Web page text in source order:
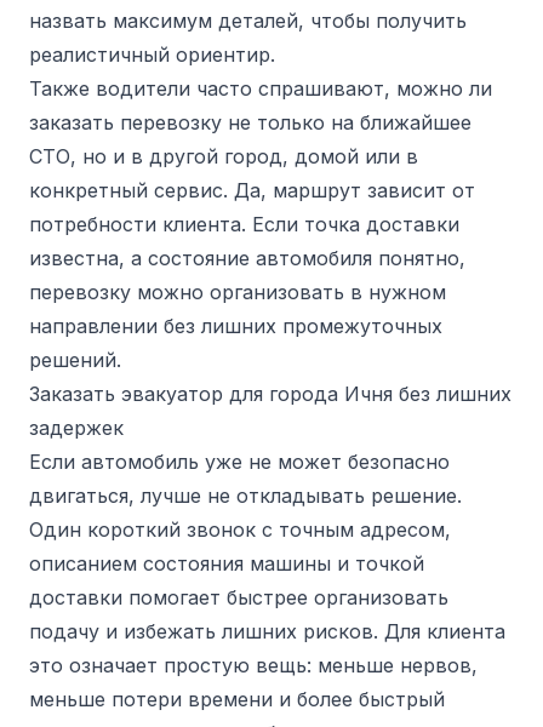
назвать максимум деталей, чтобы получить
реалистичный ориентир.
Также водители часто спрашивают, можно ли
заказать перевозку не только на ближайшее
СТО, но и в другой город, домой или в
конкретный сервис. Да, маршрут зависит от
потребности клиента. Если точка доставки
известна, а состояние автомобиля понятно,
перевозку можно организовать в нужном
направлении без лишних промежуточных
решений.
Заказать эвакуатор для города Ичня без лишних
задержек
Если автомобиль уже не может безопасно
двигаться, лучше не откладывать решение.
Один короткий звонок с точным адресом,
описанием состояния машины и точкой
доставки помогает быстрее организовать
подачу и избежать лишних рисков. Для клиента
это означает простую вещь: меньше нервов,
меньше потери времени и более быстрый